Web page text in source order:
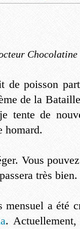
Chocolatine
de poisson
de la
de
homard.
Vous
très bien.
mensuel a été
.